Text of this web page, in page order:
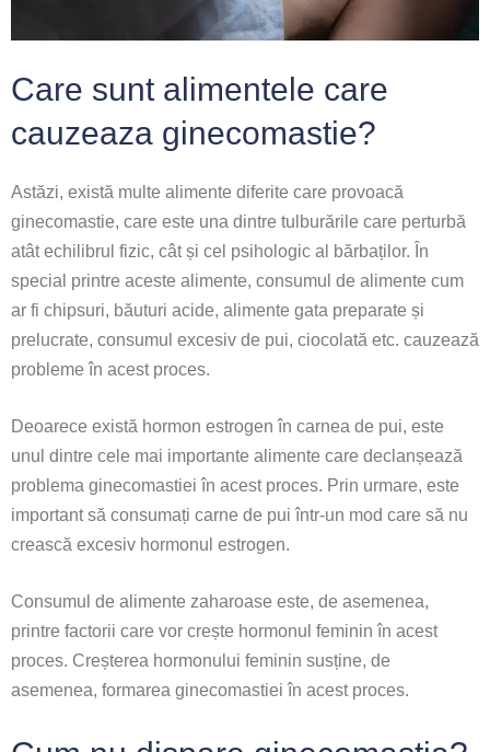
Care sunt alimentele care
cauzeaza ginecomastie?
Astăzi, există multe alimente diferite care provoacă
ginecomastie, care este una dintre tulburările care perturbă
atât echilibrul fizic, cât și cel psihologic al bărbaților. În
special printre aceste alimente, consumul de alimente cum
ar fi chipsuri, băuturi acide, alimente gata preparate și
prelucrate, consumul excesiv de pui, ciocolată etc. cauzează
probleme în acest proces.
Deoarece există hormon estrogen în carnea de pui, este
unul dintre cele mai importante alimente care declanșează
problema ginecomastiei în acest proces. Prin urmare, este
important să consumați carne de pui într-un mod care să nu
crească excesiv hormonul estrogen.
Consumul de alimente zaharoase este, de asemenea,
printre factorii care vor crește hormonul feminin în acest
proces. Creșterea hormonului feminin susține, de
asemenea, formarea ginecomastiei în acest proces.